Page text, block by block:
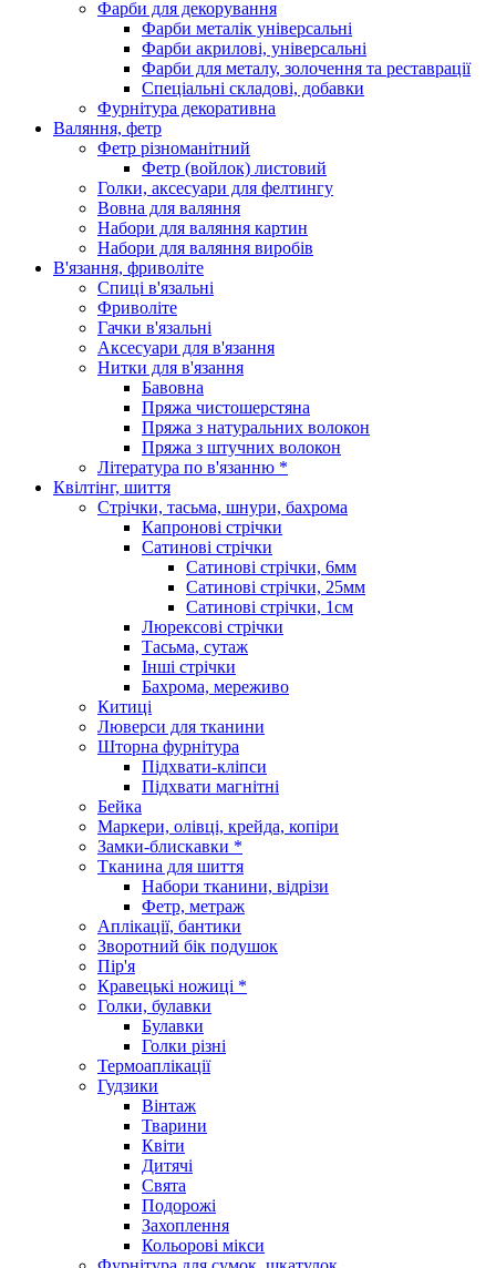
Фарби для декорування
Фарби металік універсальні
Фарби акрилові, універсальні
Фарби для металу, золочення та реставрації
Спеціальні складові, добавки
Фурнітура декоративна
Валяння, фетр
Фетр різноманітний
Фетр (войлок) листовий
Голки, аксесуари для фелтингу
Вовна для валяння
Набори для валяння картин
Набори для валяння виробів
В'язання, фриволіте
Спиці в'язальні
Фриволіте
Гачки в'язальні
Аксесуари для в'язання
Нитки для в'язання
Бавовна
Пряжа чистошерстяна
Пряжа з натуральних волокон
Пряжа з штучних волокон
Література по в'язанню *
Квілтінг, шиття
Стрічки, тасьма, шнури, бахрома
Капронові стрічки
Сатинові стрічки
Сатинові стрічки, 6мм
Сатинові стрічки, 25мм
Сатинові стрічки, 1см
Люрексові стрічки
Тасьма, сутаж
Інші стрічки
Бахрома, мереживо
Китиці
Люверси для тканини
Шторна фурнітура
Підхвати-кліпси
Підхвати магнітні
Бейка
Маркери, олівці, крейда, копіри
Замки-блискавки *
Тканина для шиття
Набори тканини, відрізи
Фетр, метраж
Аплікації, бантики
Зворотний бік подушок
Пір'я
Кравецькі ножиці *
Голки, булавки
Булавки
Голки різні
Термоаплікації
Гудзики
Вінтаж
Тварини
Квіти
Дитячі
Свята
Подорожі
Захоплення
Кольорові мікси